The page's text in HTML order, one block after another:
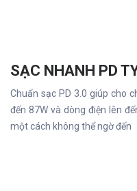
SẠC NHANH PD
Chuẩn sạc PD 3.0 giúp cho
đến 87W và dòng điện lên
một cách không thể ngờ đến